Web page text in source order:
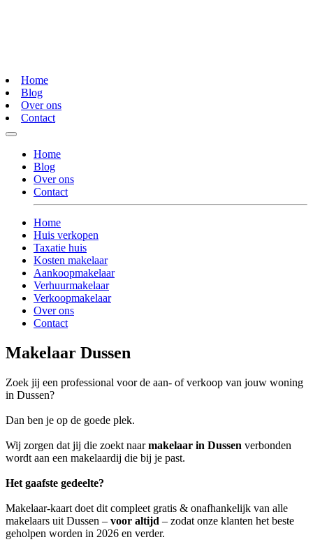
Home
Blog
Over ons
Contact
Home
Blog
Over ons
Contact
Home
Huis verkopen
Taxatie huis
Kosten makelaar
Aankoopmakelaar
Verhuurmakelaar
Verkoopmakelaar
Over ons
Contact
Makelaar Dussen
Zoek jij een professional voor de aan- of verkoop van jouw woning
in Dussen?
Dan ben je op de goede plek.
Wij zorgen dat jij die zoekt naarmakelaar in Dussen verbonden
wordt aan een makelaardij die bij je past.
Het gaafste gedeelte?
Makelaar-kaart doet dit compleet gratis & onafhankelijk van alle
makelaars uit Dussen – voor altijd – zodat onze klanten het beste
geholpen worden in 2026 en verder.